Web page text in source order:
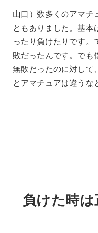
山口）数多くのアマチ
ともありました。基
ったり負けたりです
敗だったんです。でも
無敗だったのに対して
とアマチュアは違うな
負けた時